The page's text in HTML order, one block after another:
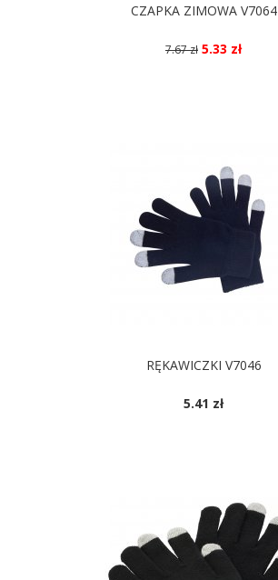
CZAPKA ZIMOWA V7064
7.67 zł 5.33 zł
RĘKAWICZKI V7046
5.41 zł